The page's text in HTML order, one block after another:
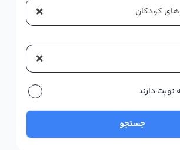
× کودکان
×
دارند
جستجو